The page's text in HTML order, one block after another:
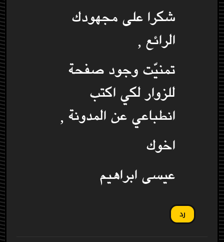
شكرا على مجهودك
الرائع ,
تمنيّت وجود صفحة
للزوار لكي اكتب
انطباعي عن المدونة ,
اخوك
عيسى ابراهيم
رد